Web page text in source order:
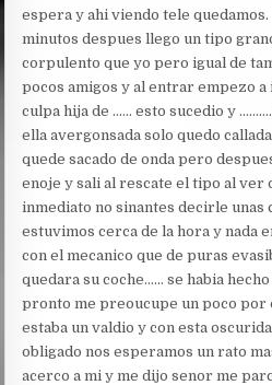
espera y ahi viendo tele quedamos.
minutos despues llego un tipo
corpulento que yo pero igual de
pocos amigos y al entrar empezo
culpa hija de …… esto sucedio y
ella avergonsada solo quedo
quede sacado de onda pero
enoje y sali al rescate el tipo al ver
inmediato no sinantes decirle unas
estuvimos cerca de la hora y nada
con el mecanico que de puras
quedara su coche…… se habia
pronto me preoucupe un poco por
estaba un valdio y con esta
obligado nos esperamos un rato
acerco a mi y me dijo senor me